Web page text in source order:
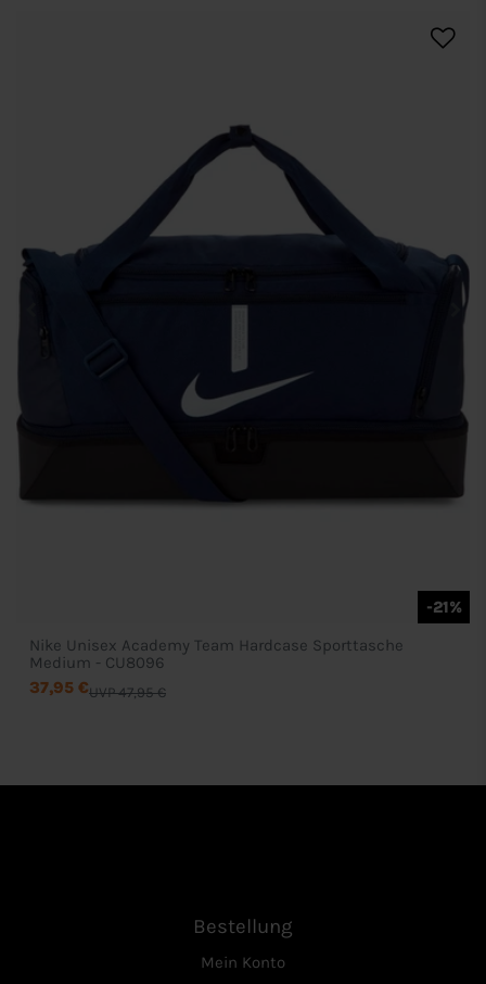
-21%
Nike Unisex Academy Team Hardcase Sporttasche
Medium - CU8096
UVP 47,95 €
37,95 €
Bestellung
Mein Konto